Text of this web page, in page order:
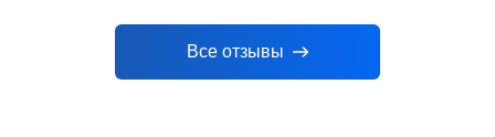
Все отзывы